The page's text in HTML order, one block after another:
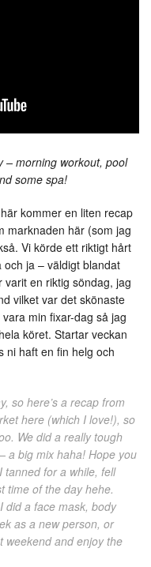
– morning workout, pool
some spa!
kommer en liten recap
marknaden här (som jag
Vi körde ett riktigt hårt
ja – väldigt blandat
en riktig söndag, jag
vilket var det skönaste
min fixar-dag så jag
köret. Startar veckan
ni haft en fin helg och
so here’s a recap from
here (which I love!), so
We did a really tough
a big mix haha! Hope you
tanned for a while, fell
time of the day hehe.
did a face mask, body
as a new person, or
weekend and enjoy the